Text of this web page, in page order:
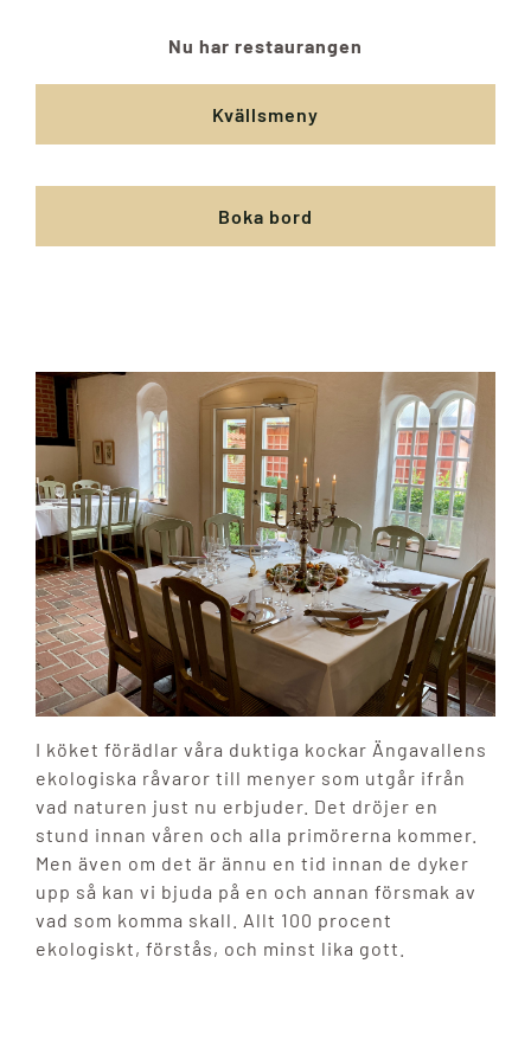
Nu har restaurangen
Kvällsmeny
Boka bord
I köket förädlar våra duktiga kockar Ängavallens
ekologiska råvaror till menyer som utgår ifrån
vad naturen just nu erbjuder. Det dröjer en
stund innan våren och alla primörerna kommer.
Men även om det är ännu en tid innan de dyker
upp så kan vi bjuda på en och annan försmak av
vad som komma skall. Allt 100 procent
ekologiskt, förstås, och minst lika gott.